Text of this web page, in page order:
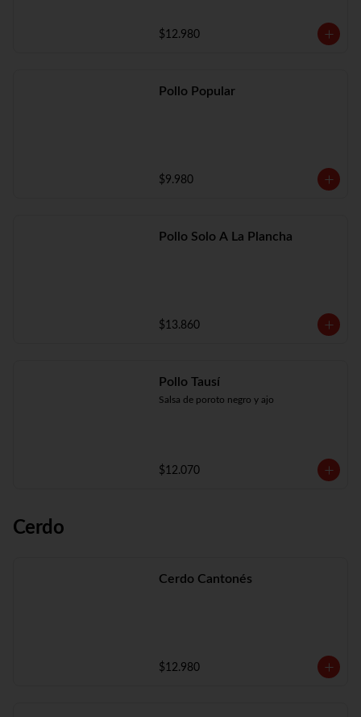
$12.980
Pollo Popular
$9.980
Pollo Solo A La Plancha
$13.860
Pollo Tausí
Salsa de poroto negro y ajo
$12.070
Cerdo
Cerdo Cantonés
$12.980